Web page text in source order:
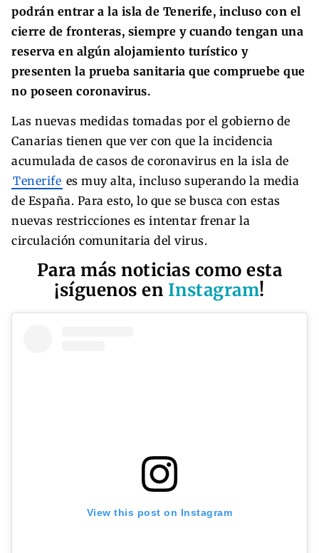
podrán entrar a la isla de Tenerife, incluso con el
cierre de fronteras, siempre y cuando tengan una
reserva en algún alojamiento turístico y
presenten la prueba sanitaria que compruebe que
no poseen coronavirus.
Las nuevas medidas tomadas por el gobierno de
Canarias tienen que ver con que la incidencia
acumulada de casos de coronavirus en la isla de
Tenerife es muy alta, incluso superando la media
de España. Para esto, lo que se busca con estas
nuevas restricciones es intentar frenar la
circulación comunitaria del virus.
Para más noticias como esta
¡síguenos en Instagram!
View this post on Instagram